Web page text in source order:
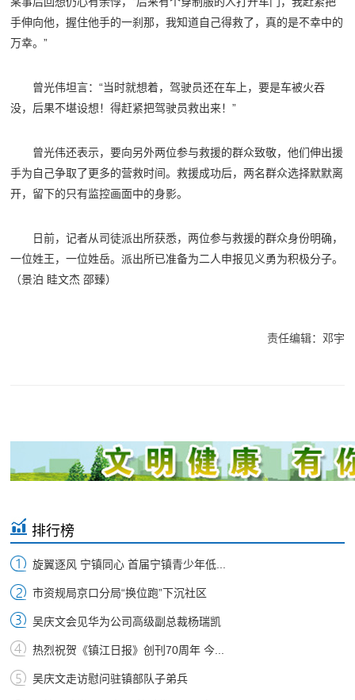
手伸向他，握住他手的一刹那，我知道自己得救了，真的是不幸中的
万幸。”
曾光伟坦言：“当时就想着，驾驶员还在车上，要是车被火吞
没，后果不堪设想！得赶紧把驾驶员救出来！”
曾光伟还表示，要向另外两位参与救援的群众致敬，他们伸出援
手为自己争取了更多的营救时间。救援成功后，两名群众选择默默离
开，留下的只有监控画面中的身影。
日前，记者从司徒派出所获悉，两位参与救援的群众身份明确，
一位姓王，一位姓岳。派出所已准备为二人申报见义勇为积极分子。
（景泊 眭文杰 邵臻）
责任编辑：邓宇
排行榜
旋翼逐风 宁镇同心 首届宁镇青少年低...
市资规局京口分局“换位跑”下沉社区
吴庆文会见华为公司高级副总裁杨瑞凯
热烈祝贺《镇江日报》创刊70周年 今...
吴庆文走访慰问驻镇部队子弟兵